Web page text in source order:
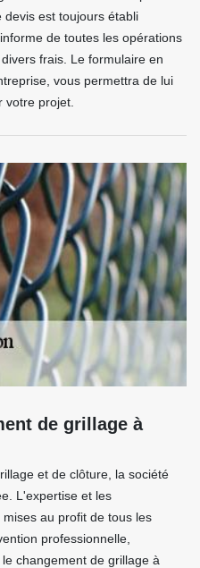
devis est toujours établi
de toutes les opérations
frais. Le formulaire en
vous permettra de lui
votre projet.
de grillage à
et de clôture, la société
L'expertise et les
au profit de tous les
professionnelle,
changement de grillage à